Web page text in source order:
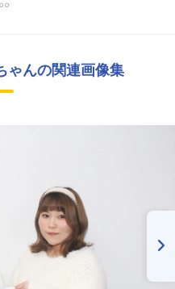
ゃんの関連画像集